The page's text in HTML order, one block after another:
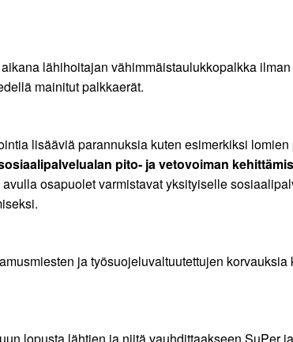
lähihoitajan vähimmäistaulukkopalkka
mainitut palkkaerät.
lisääviä parannuksia kuten esimerkiksi
pito- ja vetovoiman
osapuolet varmistavat yksityiselle
ja työsuojeluvaltuutettujen